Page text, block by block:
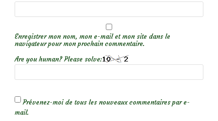
Enregistrer mon nom, mon e-mail et mon site dans le
navigateur pour mon prochain commentaire.
Are you human? Please solve:
Prévenez-moi de tous les nouveaux commentaires par e-
mail.